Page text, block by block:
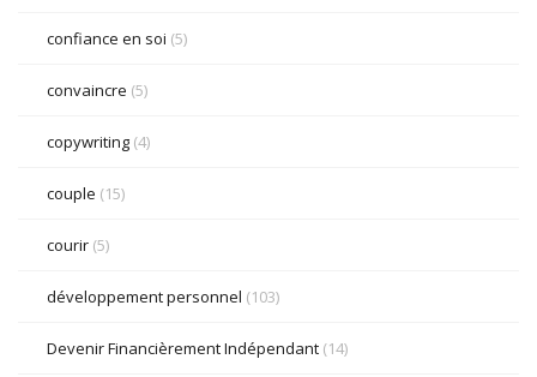
confiance en soi (5)
convaincre (5)
copywriting (4)
couple (15)
courir (5)
développement personnel (103)
Devenir Financièrement Indépendant (14)